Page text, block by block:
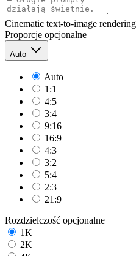
Cinematic text-to-image rendering
Proporcje opcjonalne
Auto
Auto
1:1
4:5
3:4
9:16
16:9
4:3
3:2
5:4
2:3
21:9
Rozdzielczość opcjonalne
1K
2K